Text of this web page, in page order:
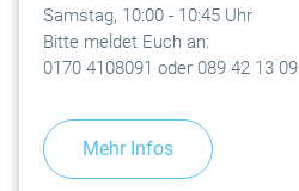
Samstag, 10:00 - 10:45 Uhr
Bitte meldet Euch an:
0170 4108091 oder 089 42 13 09
Mehr Infos